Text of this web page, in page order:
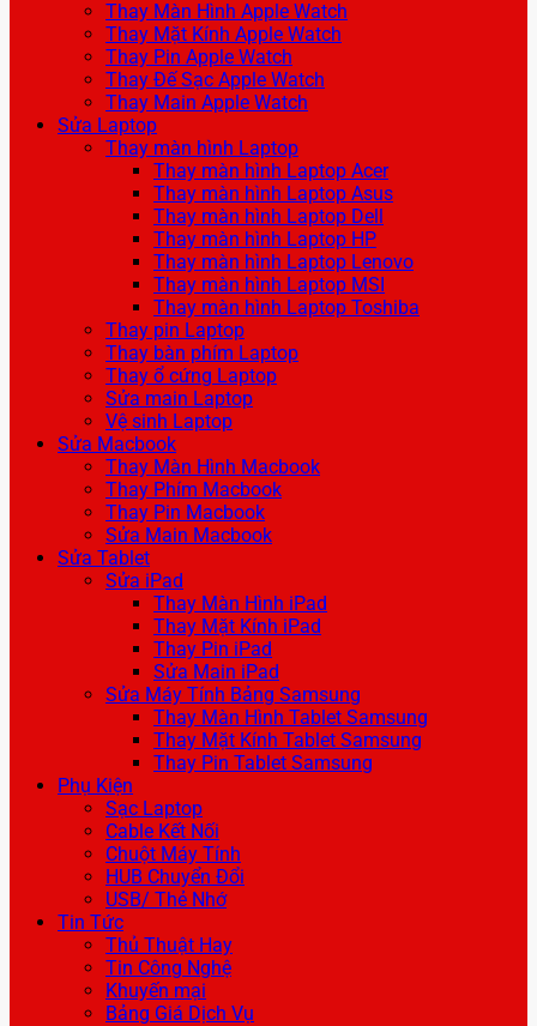
Thay Màn Hình Apple Watch
Thay Mặt Kính Apple Watch
Thay Pin Apple Watch
Thay Đế Sạc Apple Watch
Thay Main Apple Watch
Sửa Laptop
Thay màn hình Laptop
Thay màn hình Laptop Acer
Thay màn hình Laptop Asus
Thay màn hình Laptop Dell
Thay màn hình Laptop HP
Thay màn hình Laptop Lenovo
Thay màn hình Laptop MSI
Thay màn hình Laptop Toshiba
Thay pin Laptop
Thay bàn phím Laptop
Thay ổ cứng Laptop
Sửa main Laptop
Vệ sinh Laptop
Sửa Macbook
Thay Màn Hình Macbook
Thay Phím Macbook
Thay Pin Macbook
Sửa Main Macbook
Sửa Tablet
Sửa iPad
Thay Màn Hình iPad
Thay Mặt Kính iPad
Thay Pin iPad
Sửa Main iPad
Sửa Máy Tính Bảng Samsung
Thay Màn Hình Tablet Samsung
Thay Mặt Kính Tablet Samsung
Thay Pin Tablet Samsung
Phụ Kiện
Sạc Laptop
Cable Kết Nối
Chuột Máy Tính
HUB Chuyển Đổi
USB/ Thẻ Nhớ
Tin Tức
Thủ Thuật Hay
Tin Công Nghệ
Khuyến mại
Bảng Giá Dịch Vụ